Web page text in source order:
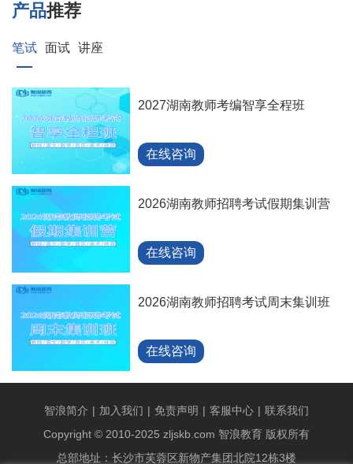
产品推荐
笔试 面试 讲座
2027湖南教师考编智享全程班
在线咨询
2026湖南教师招聘考试假期集训营
在线咨询
2026湖南教师招聘考试周末集训班
在线咨询
智浪简介 | 加入我们 | 免责声明 | 客服中心 | 联系我们
Copyright © 2010-2025 zljskb.com 智浪教育 版权所有
总部地址：长沙市芙蓉区新物产集团北院12栋3楼